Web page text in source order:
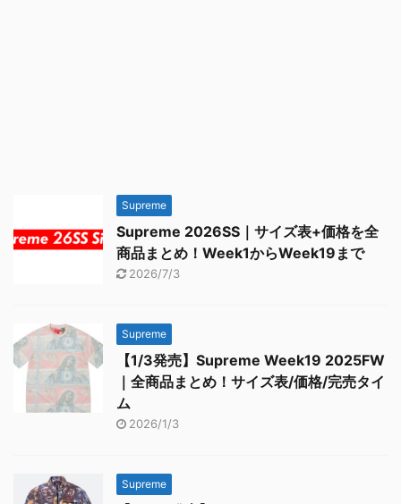
Supreme
Supreme 2026SS｜サイズ表+価格を全
商品まとめ！Week1からWeek19まで
2026/7/3
Supreme
【1/3発売】Supreme Week19 2025FW
｜全商品まとめ！サイズ表/価格/完売タイ
ム
2026/1/3
Supreme